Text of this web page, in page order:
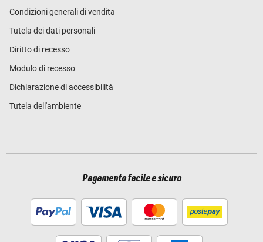
Condizioni generali di vendita
Tutela dei dati personali
Diritto di recesso
Modulo di recesso
Dichiarazione di accessibilità
Tutela dell'ambiente
Pagamento facile e sicuro